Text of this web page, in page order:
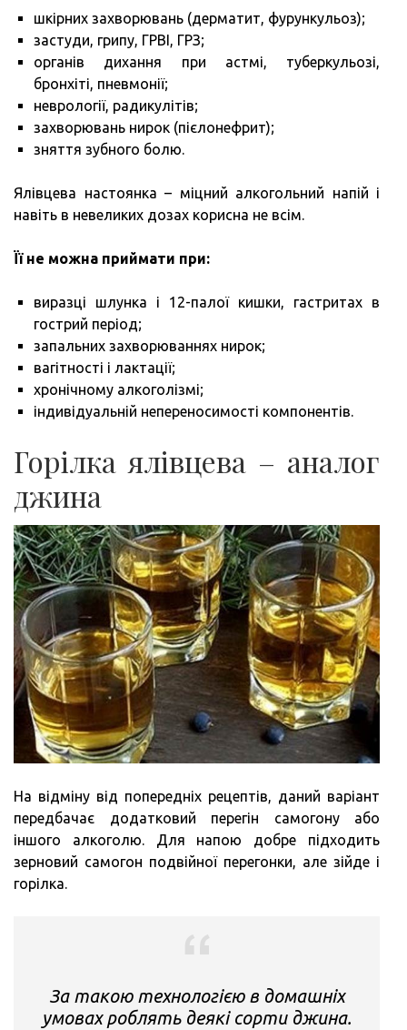
шкірних захворювань (дерматит, фурункульоз);
застуди, грипу, ГРВІ, ГРЗ;
органів дихання при астмі, туберкульозі,
бронхіті, пневмонії;
неврології, радикулітів;
захворювань нирок (пієлонефрит);
зняття зубного болю.
Ялівцева настоянка – міцний алкогольний напій і
навіть в невеликих дозах корисна не всім.
Її не можна приймати при:
виразці шлунка і 12-палої кишки, гастритах в
гострий період;
запальних захворюваннях нирок;
вагітності і лактації;
хронічному алкоголізмі;
індивідуальній непереносимості компонентів.
Горілка ялівцева – аналог
джина
На відміну від попередніх рецептів, даний варіант
передбачає додатковий перегін самогону або
іншого алкоголю. Для напою добре підходить
зерновий самогон подвійної перегонки, але зійде і
горілка.
За такою технологією в домашніх
умовах роблять деякі сорти джина.